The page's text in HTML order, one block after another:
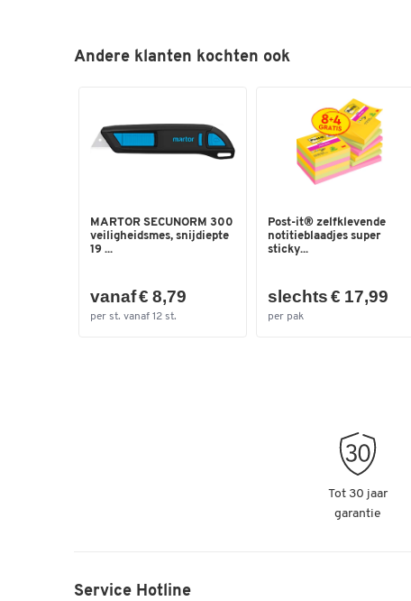
Andere klanten kochten ook
MARTOR SECUNORM 300
veiligheidsmes, snijdiepte
19 ...
vanaf € 8,79
per st. vanaf 12 st.
Post-it® zelfklevende
notitieblaadjes super
sticky...
slechts € 17,99
per pak
Tot 30 jaar
garantie
Service Hotline